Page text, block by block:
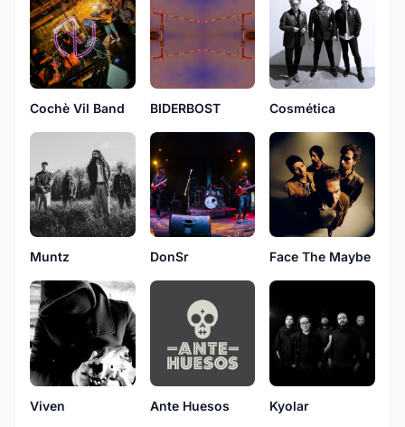
Cochè Vil Band BIDERBOST Cosmética
Muntz DonSr Face The Maybe
Viven Ante Huesos Kyolar